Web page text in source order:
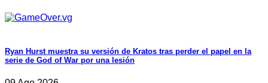
Ryan Hurst muestra su versión de Kratos tras perder el papel en la
serie de God of War por una lesión